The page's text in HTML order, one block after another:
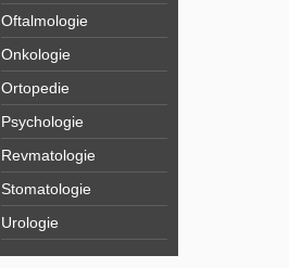
Oftalmologie
Onkologie
Ortopedie
Psychologie
Revmatologie
Stomatologie
Urologie